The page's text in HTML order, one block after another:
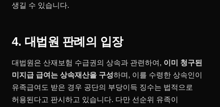
생길 수 있습니다.
4. 대법원 판례의 입장
대법원은 산재보험 수급권의 상속과 관련하여, 이미 청구된
미지급 급여는 상속재산을 구성하며, 이를 수령한 상속인이
유족급여도 받은 경우 공단의 부당이득 징수는 법적으로
허용된다고 판시하고 있습니다. 다만 선순위 유족이